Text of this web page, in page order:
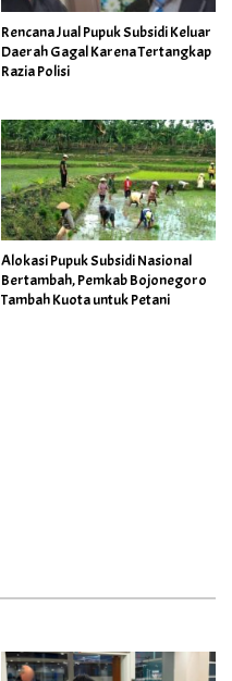
Rencana Jual Pupuk Subsidi Keluar
Daerah Gagal Karena Tertangkap
Razia Polisi
Alokasi Pupuk Subsidi Nasional
Bertambah, Pemkab Bojonegoro
Tambah Kuota untuk Petani